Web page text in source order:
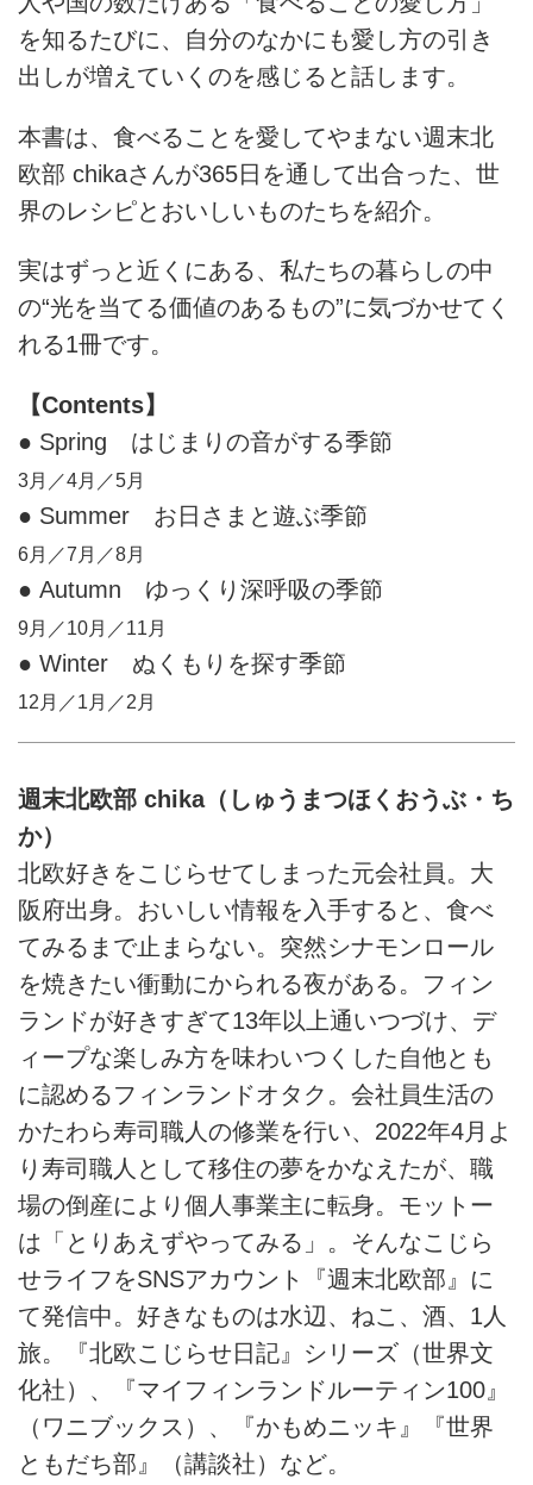
を知るたびに、自分のなかにも愛し方の引き
出しが増えていくのを感じると話します。
本書は、食べることを愛してやまない週末北
欧部 chikaさんが365日を通して出合った、世
界のレシピとおいしいものたちを紹介。
実はずっと近くにある、私たちの暮らしの中
の“光を当てる価値のあるもの”に気づかせてく
れる1冊です。
【Contents】
● Spring はじまりの音がする季節
3月／4月／5月
● Summer お日さまと遊ぶ季節
6月／7月／8月
● Autumn ゆっくり深呼吸の季節
9月／10月／11月
● Winter ぬくもりを探す季節
12月／1月／2月
週末北欧部 chika（しゅうまつほくおうぶ・ち
か）
北欧好きをこじらせてしまった元会社員。大
阪府出身。おいしい情報を入手すると、食べ
てみるまで止まらない。突然シナモンロール
を焼きたい衝動にかられる夜がある。フィン
ランドが好きすぎて13年以上通いつづけ、デ
ィープな楽しみ方を味わいつくした自他とも
に認めるフィンランドオタク。会社員生活の
かたわら寿司職人の修業を行い、2022年4月よ
り寿司職人として移住の夢をかなえたが、職
場の倒産により個人事業主に転身。モットー
は「とりあえずやってみる」。そんなこじら
せライフをSNSアカウント『週末北欧部』に
て発信中。好きなものは水辺、ねこ、酒、1人
旅。『北欧こじらせ日記』シリーズ（世界文
化社）、『マイフィンランドルーティン100』
（ワニブックス）、『かもめニッキ』『世界
ともだち部』（講談社）など。